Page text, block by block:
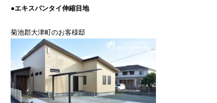
●エキスパンタイ伸縮目地
菊池郡大津町のお客様邸